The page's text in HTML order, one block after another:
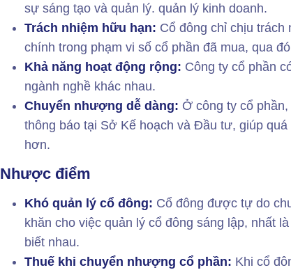
sự sáng tạo và quản lý. quản lý kinh doanh.
Trách nhiệm hữu hạn: Cổ đông chỉ chịu trách
chính trong phạm vi số cổ phần đã mua, qua
Khả năng hoạt động rộng: Công ty cổ phần
ngành nghề khác nhau.
Chuyển nhượng dễ dàng: Ở công ty cổ
thông báo tại Sở Kế hoạch và Đầu tư, giúp
hơn.
Nhược điểm
Khó quản lý cổ đông: Cổ đông được tự do
khăn cho việc quản lý cổ đông sáng lập, nhất
biết nhau.
Thuế khi chuyển nhượng cổ phần: Khi cổ